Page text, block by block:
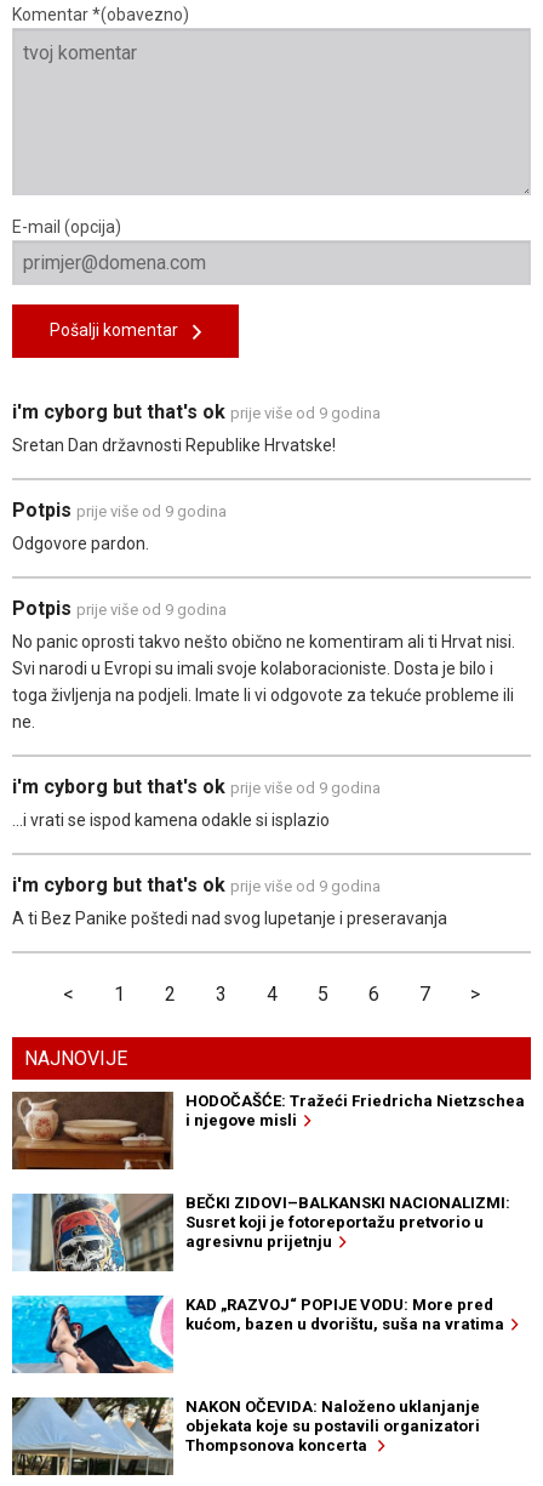
Komentar *(obavezno)
E-mail (opcija)
Pošalji komentar
i'm cyborg but that's ok prije više od 9 godina
Sretan Dan državnosti Republike Hrvatske!
Potpis prije više od 9 godina
Odgovore pardon.
Potpis prije više od 9 godina
No panic oprosti takvo nešto obično ne komentiram ali ti Hrvat nisi.
Svi narodi u Evropi su imali svoje kolaboracioniste. Dosta je bilo i
toga življenja na podjeli. Imate li vi odgovote za tekuće probleme ili
ne.
i'm cyborg but that's ok prije više od 9 godina
...i vrati se ispod kamena odakle si isplazio
i'm cyborg but that's ok prije više od 9 godina
A ti Bez Panike poštedi nad svog lupetanje i preseravanja
< 1 2 3 4 5 6 7 >
NAJNOVIJE
HODOČAŠĆE: Tražeći Friedricha Nietzschea
i njegove misli
BEČKI ZIDOVI–BALKANSKI NACIONALIZMI:
Susret koji je fotoreportažu pretvorio u
agresivnu prijetnju
KAD „RAZVOJ“ POPIJE VODU: More pred
kućom, bazen u dvorištu, suša na vratima
NAKON OČEVIDA: Naloženo uklanjanje
objekata koje su postavili organizatori
Thompsonova koncerta